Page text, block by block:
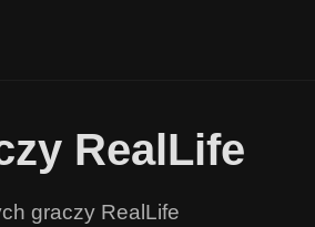
RealLife
graczy RealLife